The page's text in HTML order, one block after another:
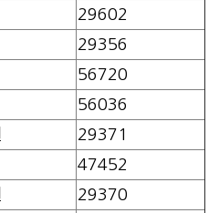
29602
29356
56720
56036
29371
47452
29370